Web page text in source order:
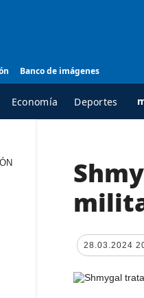
Banco de imágenes
Economía Deportes
LAS
28.03.2024